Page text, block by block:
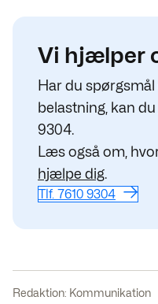
Vi hjælper
Har du
belastning, kan du
9304.
Læs også om,
hjælpe dig.
Tlf. 7610 9304
Redaktion: Kommunikation